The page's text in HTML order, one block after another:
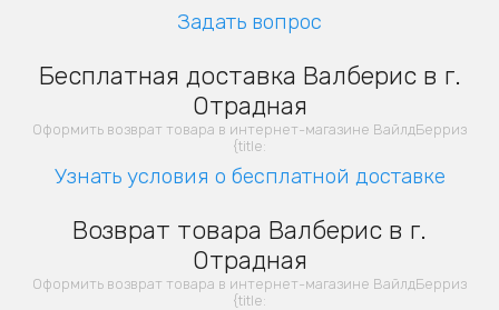
Задать вопрос
Бесплатная доставка Валберис в г.
Отрадная
Оформить возврат товара в интернет-магазине ВайлдБерриз
{title:
Узнать условия о бесплатной доставке
Возврат товара Валберис в г.
Отрадная
Оформить возврат товара в интернет-магазине ВайлдБерриз
{title: